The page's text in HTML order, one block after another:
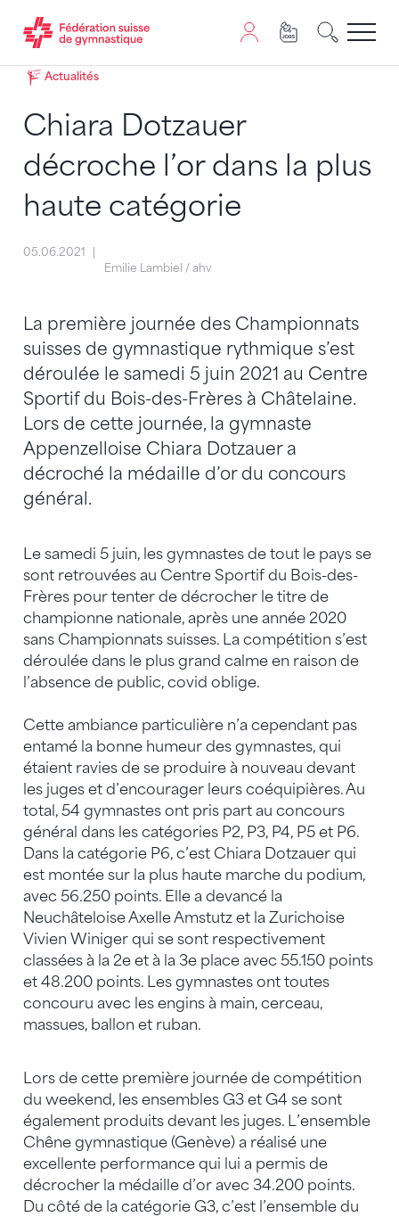
Passer au contenu
Naviguer vers le plan du siten
JavaScript est nécessaire pour naviguer sur ce site.
Actualités
Chiara Dotzauer
décroche l’or dans la plus
haute catégorie
05.06.2021
Emilie Lambiel / ahv
La première journée des Championnats
suisses de gymnastique rythmique s’est
déroulée le samedi 5 juin 2021 au Centre
Sportif du Bois-des-Frères à Châtelaine.
Lors de cette journée, la gymnaste
Appenzelloise Chiara Dotzauer a
décroché la médaille d’or du concours
général.
Le samedi 5 juin, les gymnastes de tout le pays se
sont retrouvées au Centre Sportif du Bois-des-
Frères pour tenter de décrocher le titre de
championne nationale, après une année 2020
sans Championnats suisses. La compétition s’est
déroulée dans le plus grand calme en raison de
l’absence de public, covid oblige.
Cette ambiance particulière n’a cependant pas
entamé la bonne humeur des gymnastes, qui
étaient ravies de se produire à nouveau devant
les juges et d’encourager leurs coéquipières. Au
total, 54 gymnastes ont pris part au concours
général dans les catégories P2, P3, P4, P5 et P6.
Dans la catégorie P6, c’est Chiara Dotzauer qui
est montée sur la plus haute marche du podium,
avec 56.250 points. Elle a devancé la
Neuchâteloise Axelle Amstutz et la Zurichoise
Vivien Winiger qui se sont respectivement
classées à la 2e et à la 3e place avec 55.150 points
et 48.200 points. Les gymnastes ont toutes
concouru avec les engins à main, cerceau,
massues, ballon et ruban.
Lors de cette première journée de compétition
du weekend, les ensembles G3 et G4 se sont
également produits devant les juges. L’ensemble
Chêne gymnastique (Genève) a réalisé une
excellente performance qui lui a permis de
décrocher la médaille d’or avec 34.200 points.
Du côté de la catégorie G3, c’est l’ensemble du